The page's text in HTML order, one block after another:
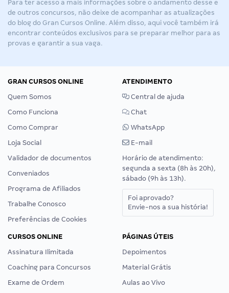
Para ter acesso a mais informações sobre o andamento desse e
de outros concursos, não deixe de acompanhar as atualizações
do blog do Gran Cursos Online. Além disso, aqui você também irá
encontrar conteúdos exclusivos para se preparar melhor para as
provas e garantir a sua vaga.
GRAN CURSOS ONLINE
Quem Somos
Como Funciona
Como Comprar
Loja Social
Validador de documentos
Conveniados
Programa de Afiliados
Trabalhe Conosco
Preferências de Cookies
ATENDIMENTO
Central de ajuda
Chat
WhatsApp
E-mail
Horário de atendimento:
segunda a sexta (8h às 20h),
sábado (9h às 13h).
Foi aprovado?
Envie-nos a sua história!
CURSOS ONLINE
Assinatura Ilimitada
Coaching para Concursos
Exame de Ordem
PÁGINAS ÚTEIS
Depoimentos
Material Grátis
Aulas ao Vivo